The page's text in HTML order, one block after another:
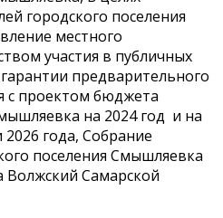
городского поселения
местного
участия в публичных
предварительного
с проектом бюджета
на 2024 год и на
года, Собрание
поселения Смышляевка
Волжский Самарской